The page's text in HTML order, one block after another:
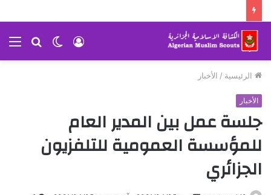
بحث
عن
الوضع
المظلم
تسجيل
الدخول
الرئيسية / الأخبار
الأخبار
جلسة عمل بين المدير العام
للمؤسسة العمومية للتلفزيون
الجزائري